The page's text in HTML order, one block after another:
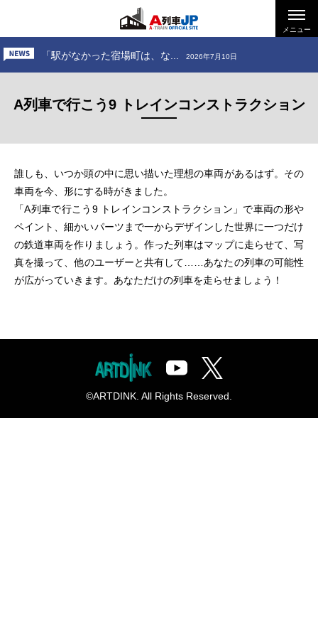
メニュー
「お出かけ、小田急電鉄 ～...
「お出かけ、道南いさりび鉄... 2026年7月24日
「駅がなかった宿場町は、な... 2026年7月10日
「お出かけ、道南いさりび鉄... 2026年7月24日
A列車で行こう9 トレインコンストラクション
誰しも、いつか頭の中に思い描いた理想の車両があるはず。その
車両を今、形にする時がきました。
「A列車で行こう9 トレインコンストラクション」で車両の形や
ペイント、細かいパーツまで一からデザインした世界に一つだけ
の鉄道車両を作りましょう。作った列車はマップに走らせて、写
真を撮って、他のユーザーと共有して……あなたの列車の可能性
が広がっていきます。あなただけの列車を走らせましょう！
©ARTDINK. All Rights Reserved.